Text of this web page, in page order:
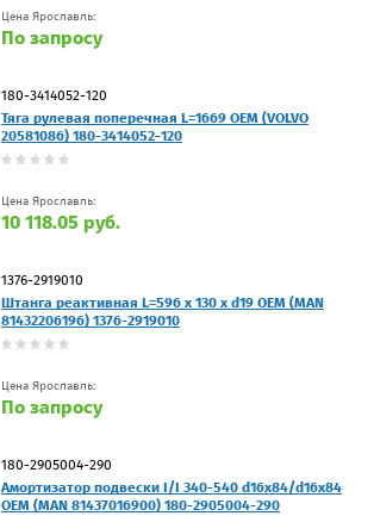
Цена Ярославль:
По запросу
180-3414052-120
Тяга рулевая поперечная L=1669 OEM (VOLVO
20581086) 180-3414052-120
Цена Ярославль:
10 118.05 руб.
1376-2919010
Штанга реактивная L=596 x 130 x d19 OEM (MAN
81432206196) 1376-2919010
Цена Ярославль:
По запросу
180-2905004-290
Амортизатор подвески I/I 340-540 d16x84/d16x84
OEM (MAN 81437016900) 180-2905004-290